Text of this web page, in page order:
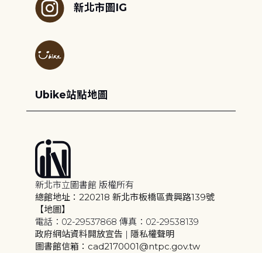
新北市圖IG
Ubike站點地圖
新北市立圖書館 版權所有
總館地址：220218 新北市板橋區貴興路139號
【地圖】
電話：02-29537868 傳真：02-29538139
政府網站資料開放宣告 | 隱私權聲明
圖書館信箱：cad2170001@ntpc.gov.tw